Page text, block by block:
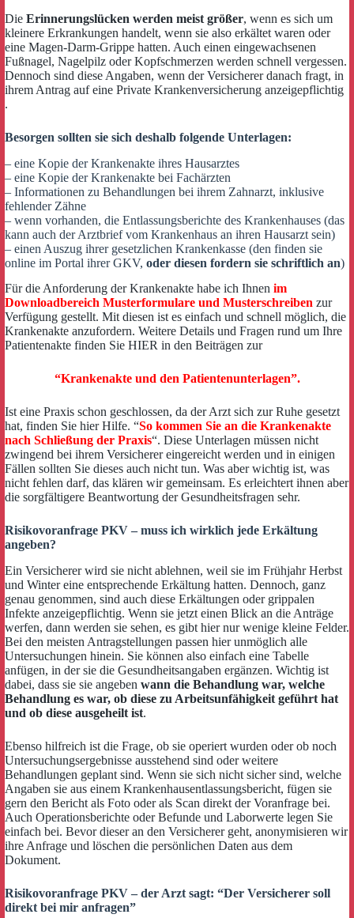
Die Erinnerungslücken werden meist größer, wenn es sich um
kleinere Erkrankungen handelt, wenn sie also erkältet waren oder
eine Magen-Darm-Grippe hatten. Auch einen eingewachsenen
Fußnagel, Nagelpilz oder Kopfschmerzen werden schnell vergessen.
Dennoch sind diese Angaben, wenn der Versicherer danach fragt, in
ihrem Antrag auf eine Private Krankenversicherung anzeigepflichtig
.
Besorgen sollten sie sich deshalb folgende Unterlagen:
– eine Kopie der Krankenakte ihres Hausarztes
– eine Kopie der Krankenakte bei Fachärzten
– Informationen zu Behandlungen bei ihrem Zahnarzt, inklusive
fehlender Zähne
– wenn vorhanden, die Entlassungsberichte des Krankenhauses (das
kann auch der Arztbrief vom Krankenhaus an ihren Hausarzt sein)
– einen Auszug ihrer gesetzlichen Krankenkasse (den finden sie
online im Portal ihrer GKV, oder diesen fordern sie schriftlich an)
Für die Anforderung der Krankenakte habe ich Ihnen im
Downloadbereich Musterformulare und Musterschreiben zur
Verfügung gestellt. Mit diesen ist es einfach und schnell möglich, die
Krankenakte anzufordern. Weitere Details und Fragen rund um Ihre
Patientenakte finden Sie HIER in den Beiträgen zur
“Krankenakte und den Patientenunterlagen”.
Ist eine Praxis schon geschlossen, da der Arzt sich zur Ruhe gesetzt
hat, finden Sie hier Hilfe. “So kommen Sie an die Krankenakte
nach Schließung der Praxis“. Diese Unterlagen müssen nicht
zwingend bei ihrem Versicherer eingereicht werden und in einigen
Fällen sollten Sie dieses auch nicht tun. Was aber wichtig ist, was
nicht fehlen darf, das klären wir gemeinsam. Es erleichtert ihnen aber
die sorgfältigere Beantwortung der Gesundheitsfragen sehr.
Risikovoranfrage PKV – muss ich wirklich jede Erkältung
angeben?
Ein Versicherer wird sie nicht ablehnen, weil sie im Frühjahr Herbst
und Winter eine entsprechende Erkältung hatten. Dennoch, ganz
genau genommen, sind auch diese Erkältungen oder grippalen
Infekte anzeigepflichtig. Wenn sie jetzt einen Blick an die Anträge
werfen, dann werden sie sehen, es gibt hier nur wenige kleine Felder.
Bei den meisten Antragstellungen passen hier unmöglich alle
Untersuchungen hinein. Sie können also einfach eine Tabelle
anfügen, in der sie die Gesundheitsangaben ergänzen. Wichtig ist
dabei, dass sie sie angeben wann die Behandlung war, welche
Behandlung es war, ob diese zu Arbeitsunfähigkeit geführt hat
und ob diese ausgeheilt ist.
Ebenso hilfreich ist die Frage, ob sie operiert wurden oder ob noch
Untersuchungsergebnisse ausstehend sind oder weitere
Behandlungen geplant sind. Wenn sie sich nicht sicher sind, welche
Angaben sie aus einem Krankenhausentlassungsbericht, fügen sie
gern den Bericht als Foto oder als Scan direkt der Voranfrage bei.
Auch Operationsberichte oder Befunde und Laborwerte legen Sie
einfach bei. Bevor dieser an den Versicherer geht, anonymisieren wir
ihre Anfrage und löschen die persönlichen Daten aus dem
Dokument.
Risikovoranfrage PKV – der Arzt sagt: “Der Versicherer soll
direkt bei mir anfragen”